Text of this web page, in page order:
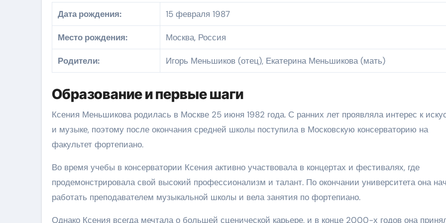
Дата рождения: 15 февраля 1987
Место рождения: Москва, Россия
Родители: Игорь Меньшиков (отец), Екатерина Меньшикова (мать)
Образование и первые шаги
Ксения Меньшикова родилась в Москве 25 июня 1982 года. С ранних лет проявляла интерес к
и музыке, поэтому после окончания средней школы поступила в Московскую консерваторию на
факультет фортепиано.
Во время учебы в консерватории Ксения активно участвовала в концертах и фестивалях, где
продемонстрировала свой высокий профессионализм и талант. По окончании университета она
работать преподавателем музыкальной школы и вела занятия по фортепиано.
Однако Ксения всегда мечтала о большей сценической карьере, и в конце 2000-х годов она